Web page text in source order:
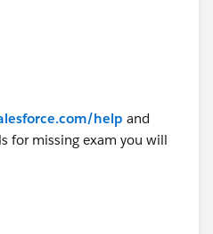
help and
for missing exam you will